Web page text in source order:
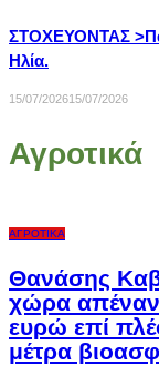
ΣΤΟΧΕΥΟΝΤΑΣ
Ηλία.
15/07/202615/07/2026
Αγροτικά
ΑΓΡΟΤΙΚΆ
Θανάσης
χώρα
ευρώ επί
μέτρα